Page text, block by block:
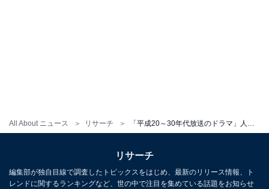
All About ニュース リサーチ
リサーチ
編集部が独自目線で調査したトピックスをはじめ、最新のリリース情報、ト
レンドに関するランキングなど、世の中で注目を集めている話題をお知らせ